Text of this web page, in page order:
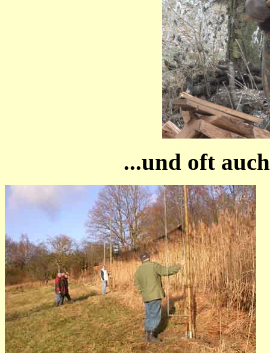
...und oft